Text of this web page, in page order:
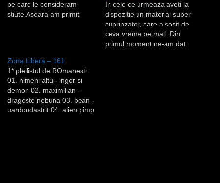
pe care le consideram
stiute.Aseara am primit
am ascultat o parte dintre
melodii impreuna discutand
despre povestea…
In cele ce urmeaza aveti la
dispozitie un material super
cuprinzator, care a sosit de
ceva vreme pe mail. Din
primul moment ne-am dat
Zona Libera – 161
1* pleilistul de ROmanesti:
01. nimeni altu - inger si
demon 02. maximilian -
dragoste nebuna 03. bean -
uardondastrit 04. alien pimp